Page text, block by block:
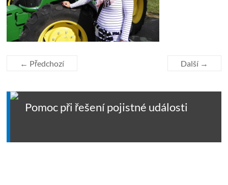
← Předchozí Další →
Pomoc při řešení pojistné události